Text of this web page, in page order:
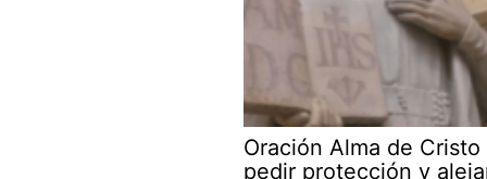
Oración Alma de Cristo
pedir protección y